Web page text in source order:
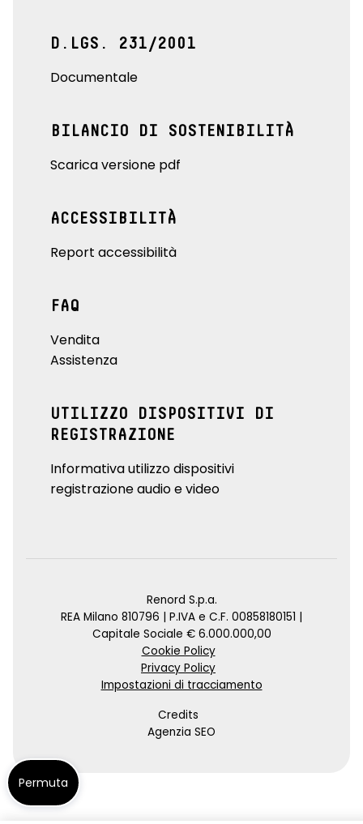
D.LGS. 231/2001
Documentale
BILANCIO DI SOSTENIBILITÀ
Scarica versione pdf
ACCESSIBILITÀ
Report accessibilità
FAQ
Vendita
Assistenza
UTILIZZO DISPOSITIVI DI
REGISTRAZIONE
Informativa utilizzo dispositivi
registrazione audio e video
Renord S.p.a.
REA Milano 810796 | P.IVA e C.F. 00858180151 |
Capitale Sociale € 6.000.000,00
Cookie Policy
Privacy Policy
Impostazioni di tracciamento
Credits
Agenzia SEO
Permuta